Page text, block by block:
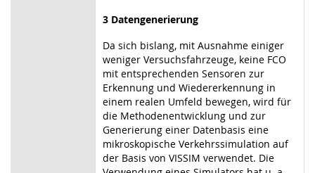
3 Datengenerierung
Da sich bislang, mit Ausnahme einiger
weniger Versuchsfahrzeuge, keine FCO
mit entsprechenden Sensoren zur
Erkennung und Wiedererkennung in
einem realen Umfeld bewegen, wird für
die Methodenentwicklung und zur
Generierung einer Datenbasis eine
mikroskopische Verkehrssimulation auf
der Basis von VISSIM verwendet. Die